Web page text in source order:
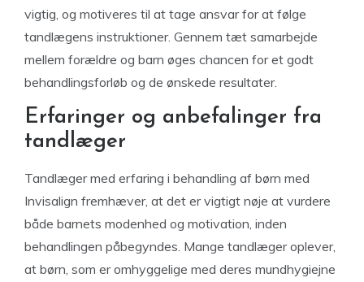
vigtig, og motiveres til at tage ansvar for at følge
tandlægens instruktioner. Gennem tæt samarbejde
mellem forældre og barn øges chancen for et godt
behandlingsforløb og de ønskede resultater.
Erfaringer og anbefalinger fra
tandlæger
Tandlæger med erfaring i behandling af børn med
Invisalign fremhæver, at det er vigtigt nøje at vurdere
både barnets modenhed og motivation, inden
behandlingen påbegyndes. Mange tandlæger oplever,
at børn, som er omhyggelige med deres mundhygiejne